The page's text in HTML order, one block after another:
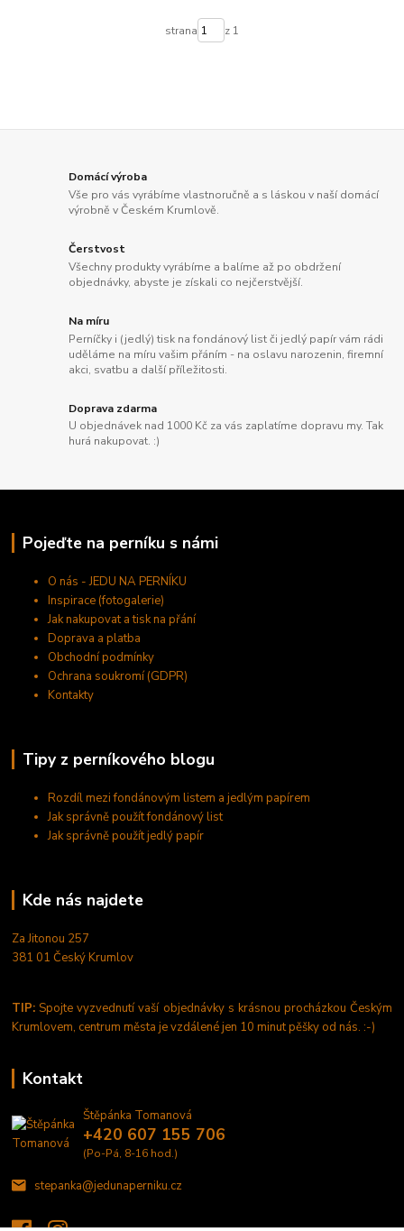
strana z 1
Domácí výroba
Vše pro vás vyrábíme vlastnoručně a s láskou v naší domácí
výrobně v Českém Krumlově.
Čerstvost
Všechny produkty vyrábíme a balíme až po obdržení
objednávky, abyste je získali co nejčerstvější.
Na míru
Perníčky i (jedlý) tisk na fondánový list či jedlý papír vám rádi
uděláme na míru vašim přáním - na oslavu narozenin, firemní
akci, svatbu a další příležitosti.
Doprava zdarma
U objednávek nad 1000 Kč za vás zaplatíme dopravu my. Tak
hurá nakupovat. :)
Pojeďte na perníku s námi
O nás - JEDU NA PERNÍKU
Inspirace (fotogalerie)
Jak nakupovat a tisk na přání
Doprava a platba
Obchodní podmínky
Ochrana soukromí (GDPR)
Kontakty
Tipy z perníkového blogu
Rozdíl mezi fondánovým listem a jedlým papírem
Jak správně použít fondánový list
Jak správně použít jedlý papír
Kde nás najdete
Za Jitonou 257
381 01 Český Krumlov
TIP: Spojte vyzvednutí vaší objednávky s krásnou procházkou Českým
Krumlovem, centrum města je vzdálené jen 10 minut pěšky od nás. :-)
Kontakt
Štěpánka Tomanová
+420 607 155 706
(Po-Pá, 8-16 hod.)
stepanka@jedunaperniku.cz